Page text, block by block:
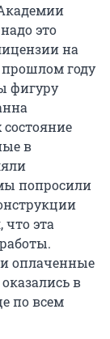
это
на
году
фигуру
в
попросили
что эта
оплаченные
в
по всем